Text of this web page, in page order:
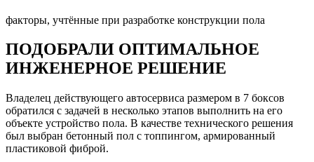
факторы, учтённые при разработке конструкции пола
ПОДОБРАЛИ ОПТИМАЛЬНОЕ
ИНЖЕНЕРНОЕ РЕШЕНИЕ
Владелец действующего автосервиса размером в 7 боксов
обратился с задачей в несколько этапов выполнить на его
объекте устройство пола. В качестве технического решения
был выбран бетонный пол с топпингом, армированный
пластиковой фиброй.